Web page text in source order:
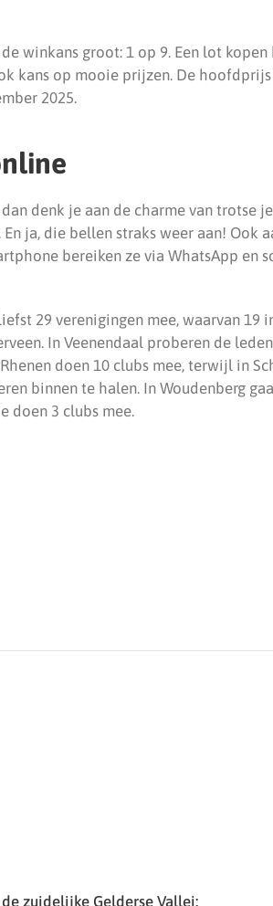
winkans groot: 1 op 9. Een lot
kans op mooie prijzen. De
2025.
denk je aan de charme van trotse
ja, die bellen straks weer aan! Ook
bereiken ze via WhatsApp en
29 verenigingen mee, waarvan 19
In Veenendaal proberen de
doen 10 clubs mee, terwijl in
binnen te halen. In Woudenberg
doen 3 clubs mee.
zuidelijke Gelderse Vallei: